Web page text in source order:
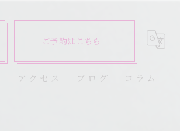
ご予約はこちら
アクセス ブログ コラム